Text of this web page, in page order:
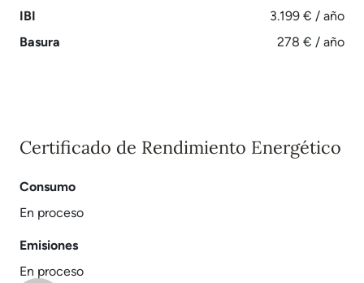
IBI
3.199 € / año
Basura
278 € / año
Certificado de Rendimiento Energético
Consumo
En proceso
Emisiones
En proceso